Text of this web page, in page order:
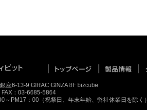
6-13-9 GIRAC GINZA 8F bizcube
：03-6685-5864
～PM17：00（祝祭日、年末年始、弊社休業日を除く）